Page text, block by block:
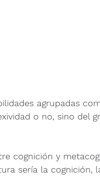
agrupadas
o no, sino del
cognición y
sería la cognición,